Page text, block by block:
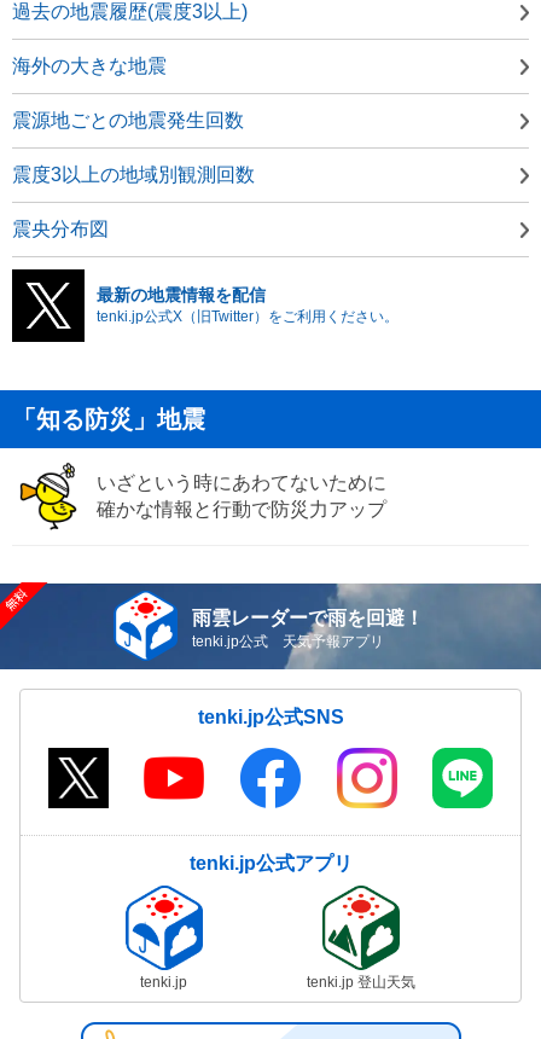
過去の地震履歴(震度3以上)
海外の大きな地震
震源地ごとの地震発生回数
震度3以上の地域別観測回数
震央分布図
最新の地震情報を配信
tenki.jp公式X（旧Twitter）をご利用ください。
「知る防災」地震
いざという時にあわてないために
確かな情報と行動で防災力アップ
雨雲レーダーで雨を回避！
tenki.jp公式 天気予報アプリ
tenki.jp公式SNS
tenki.jp公式アプリ
tenki.jp tenki.jp 登山天気